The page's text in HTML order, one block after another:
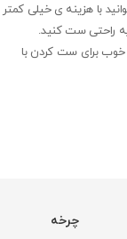
با هزینه ی خیلی کمتر
به راحتی ست کنید.
خوب برای ست کردن با
چرخه